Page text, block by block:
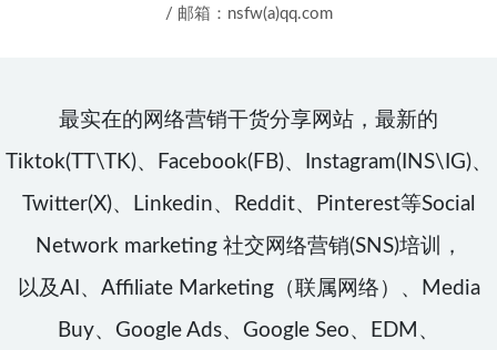
/ 邮箱：nsfw(a)qq.com
最实在的网络营销干货分享网站，最新的
Tiktok(TT\TK)、Facebook(FB)、Instagram(INS\IG)、
Twitter(X)、Linkedin、Reddit、Pinterest等Social
Network marketing 社交网络营销(SNS)培训，
以及AI、Affiliate Marketing（联属网络）、Media
Buy、Google Ads、Google Seo、EDM、